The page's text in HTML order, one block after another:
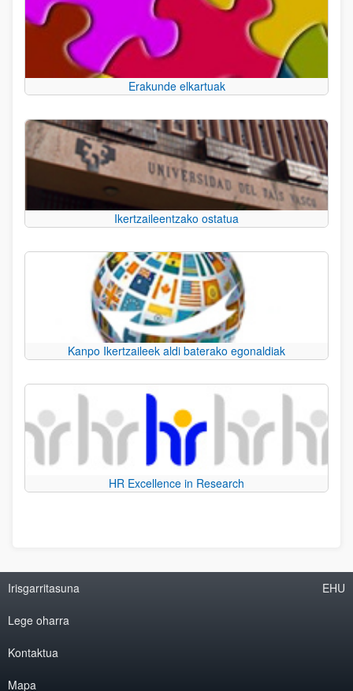
Erakunde elkartuak
Ikertzaileentzako ostatua
Kanpo Ikertzaileek aldi baterako egonaldiak
HR Excellence in Research
Irisgarritasuna
Lege oharra
Kontaktua
Mapa
EHU